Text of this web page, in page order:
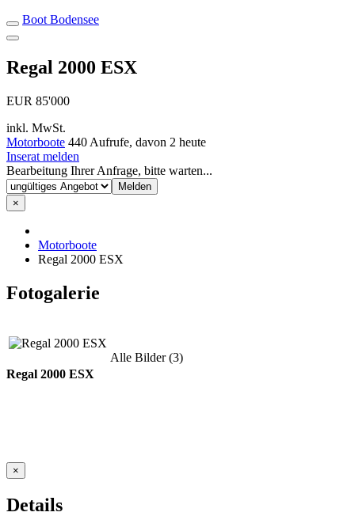
Boot Bodensee
Regal 2000 ESX
EUR 85'000
inkl. MwSt.
Motorboote 440 Aufrufe, davon 2 heute
Inserat melden
Bearbeitung Ihrer Anfrage, bitte warten...
×
Motorboote
Regal 2000 ESX
Fotogalerie
Alle Bilder (3)
Regal 2000 ESX
×
Details